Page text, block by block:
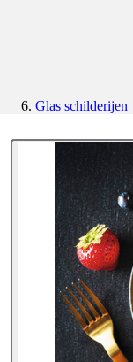
Glas schilderijen